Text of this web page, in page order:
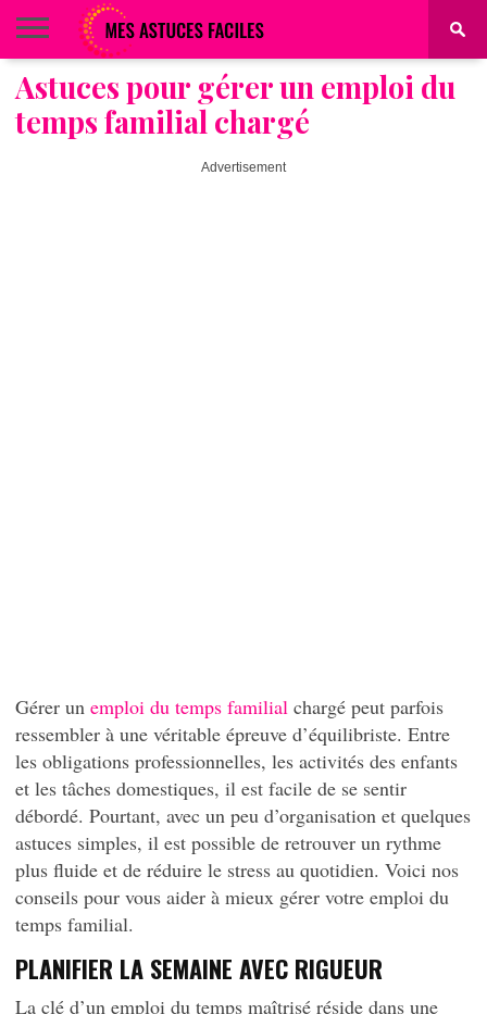
BEAUTÉ
COIFFURE
ALIMENTATION
MAQUILLAGE
MAISON
Astuces pour gérer un emploi du
temps familial chargé
Advertisement
Gérer un emploi du temps familial chargé peut parfois
ressembler à une véritable épreuve d’équilibriste. Entre
les obligations professionnelles, les activités des enfants
et les tâches domestiques, il est facile de se sentir
débordé. Pourtant, avec un peu d’organisation et quelques
astuces simples, il est possible de retrouver un rythme
plus fluide et de réduire le stress au quotidien. Voici nos
conseils pour vous aider à mieux gérer votre emploi du
temps familial.
PLANIFIER LA SEMAINE AVEC RIGUEUR
La clé d’un emploi du temps maîtrisé réside dans une